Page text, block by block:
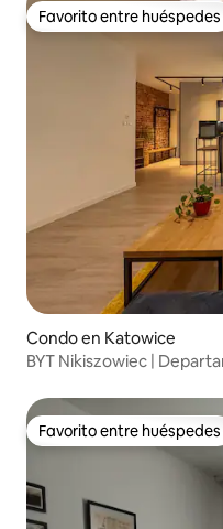
Favorito entre huéspedes
Favorito entre huéspedes
Condo en Katowice
BYT Nikiszowiec |
Favorito entre huéspedes
Favorito entre huéspedes